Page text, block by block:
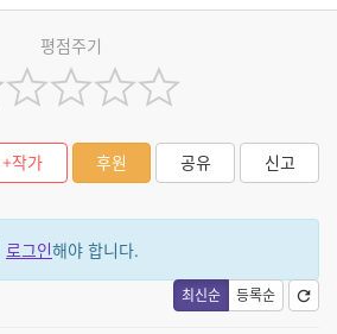
평점주기
+작가 후원 공유 신고
로그인해야 합니다.
최신순 등록순